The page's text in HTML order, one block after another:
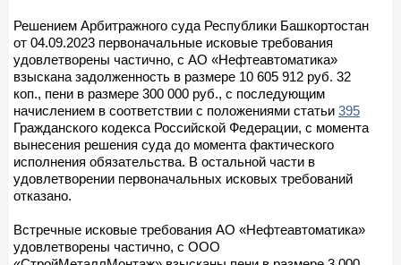
Решением Арбитражного суда Республики Башкортостан
от 04.09.2023 первоначальные исковые требования
удовлетворены частично, с АО «Нефтеавтоматика»
взыскана задолженность в размере 10 605 912 руб. 32
коп., пени в размере 300 000 руб., с последующим
начислением в соответствии с положениями статьи 395
Гражданского кодекса Российской Федерации, с момента
вынесения решения суда до момента фактического
исполнения обязательства. В остальной части в
удовлетворении первоначальных исковых требований
отказано.
Встречные исковые требования АО «Нефтеавтоматика»
удовлетворены частично, с ООО